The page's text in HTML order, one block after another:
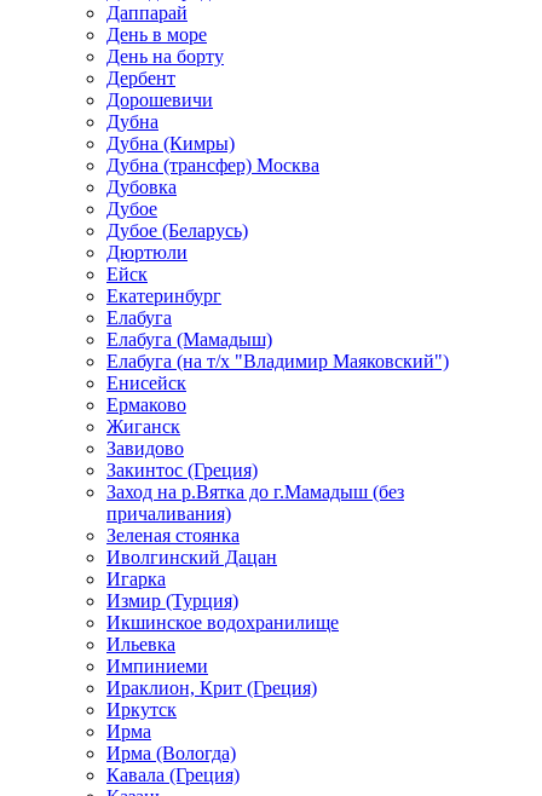
Даппарай
День в море
День на борту
Дербент
Дорошевичи
Дубна
Дубна (Кимры)
Дубна (трансфер) Москва
Дубовка
Дубое
Дубое (Беларусь)
Дюртюли
Ейск
Екатеринбург
Елабуга
Елабуга (Мамадыш)
Елабуга (на т/х "Владимир Маяковский")
Енисейск
Ермаково
Жиганск
Завидово
Закинтос (Греция)
Заход на р.Вятка до г.Мамадыш (без
причаливания)
Зеленая стоянка
Иволгинский Дацан
Игарка
Измир (Турция)
Икшинское водохранилище
Ильевка
Импиниеми
Ираклион, Крит (Греция)
Иркутск
Ирма
Ирма (Вологда)
Кавала (Греция)